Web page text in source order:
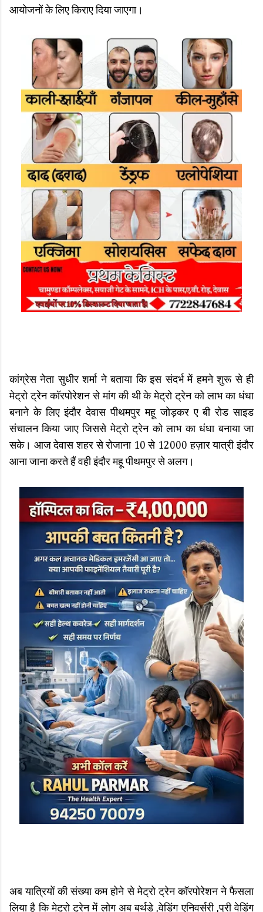
आयोजनों के लिए किराए दिया जाएगा।
कांग्रेस नेता सुधीर शर्मा ने बताया कि इस संदर्भ में हमने शुरू से ही
मेट्रो ट्रेन कॉरपोरेशन से मांग की थी के मेट्रो ट्रेन को लाभ का धंधा
बनाने के लिए इंदौर देवास पीथमपुर महू जोड़कर ए बी रोड साइड
संचालन किया जाए जिससे मेट्रो ट्रेन को लाभ का धंधा बनाया जा
सके। आज देवास शहर से रोजाना 10 से 12000 हज़ार यात्री इंदौर
आना जाना करते हैं वही इंदौर महू पीथमपुर से अलग।
अब यात्रियों की संख्या कम होने से मेट्रो ट्रेन कॉरपोरेशन ने फैसला
लिया है कि मेट्रो ट्रेन में लोग अब बर्थडे ,वेडिंग एनिवर्सरी ,प्री वेडिंग